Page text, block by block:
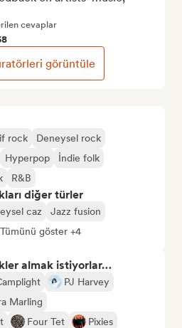
rock
Deneysel rock
Hyperpop
İndie folk
R&B
diğer türler
caz
Jazz fusion
Tümünü göster +4
almak istiyorlar…
PJ Harvey
Marling
Four Tet
Pixies
cevaplar
görüntüle